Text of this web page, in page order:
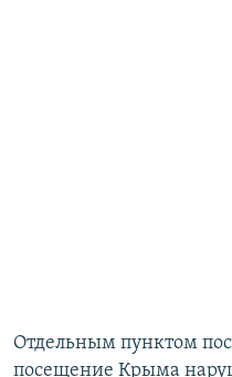
Отдельным пунктом
посещение Крыма